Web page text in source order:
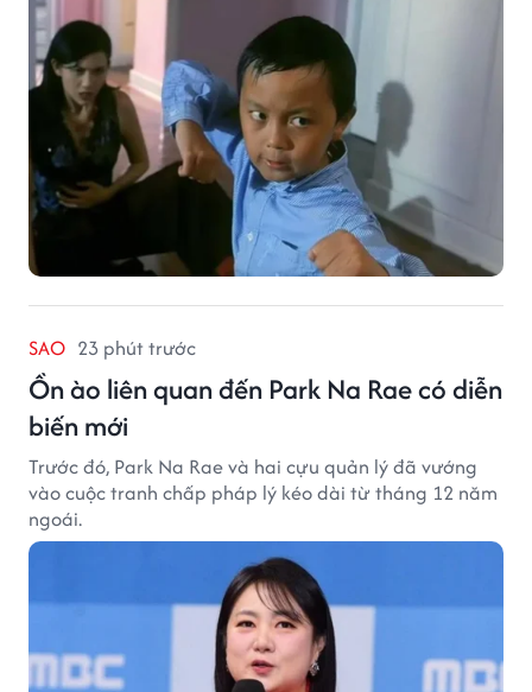
SAO 23 phút trước
Ồn ào liên quan đến Park Na Rae có diễn
biến mới
Trước đó, Park Na Rae và hai cựu quản lý đã vướng
vào cuộc tranh chấp pháp lý kéo dài từ tháng 12 năm
ngoái.